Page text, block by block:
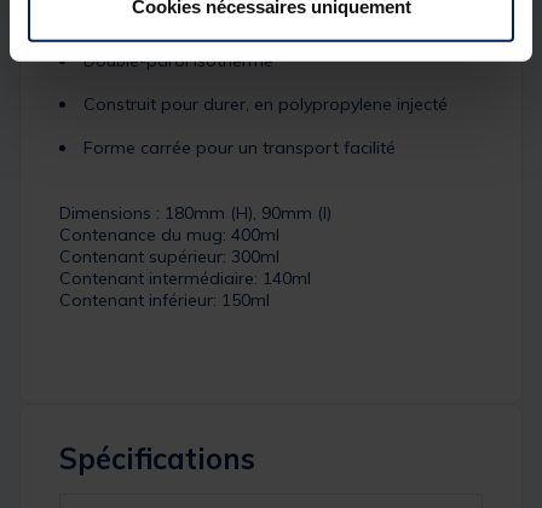
Cookies nécessaires uniquement
Design “push fit” simple et agréable
Double-paroi isotherme
Construit pour durer, en polypropylene injecté
Forme carrée pour un transport facilité
Dimensions : 180mm (H), 90mm (l)
Contenance du mug: 400ml
Contenant supérieur: 300ml
Contenant intermédiaire: 140ml
Contenant inférieur: 150ml
Spécifications